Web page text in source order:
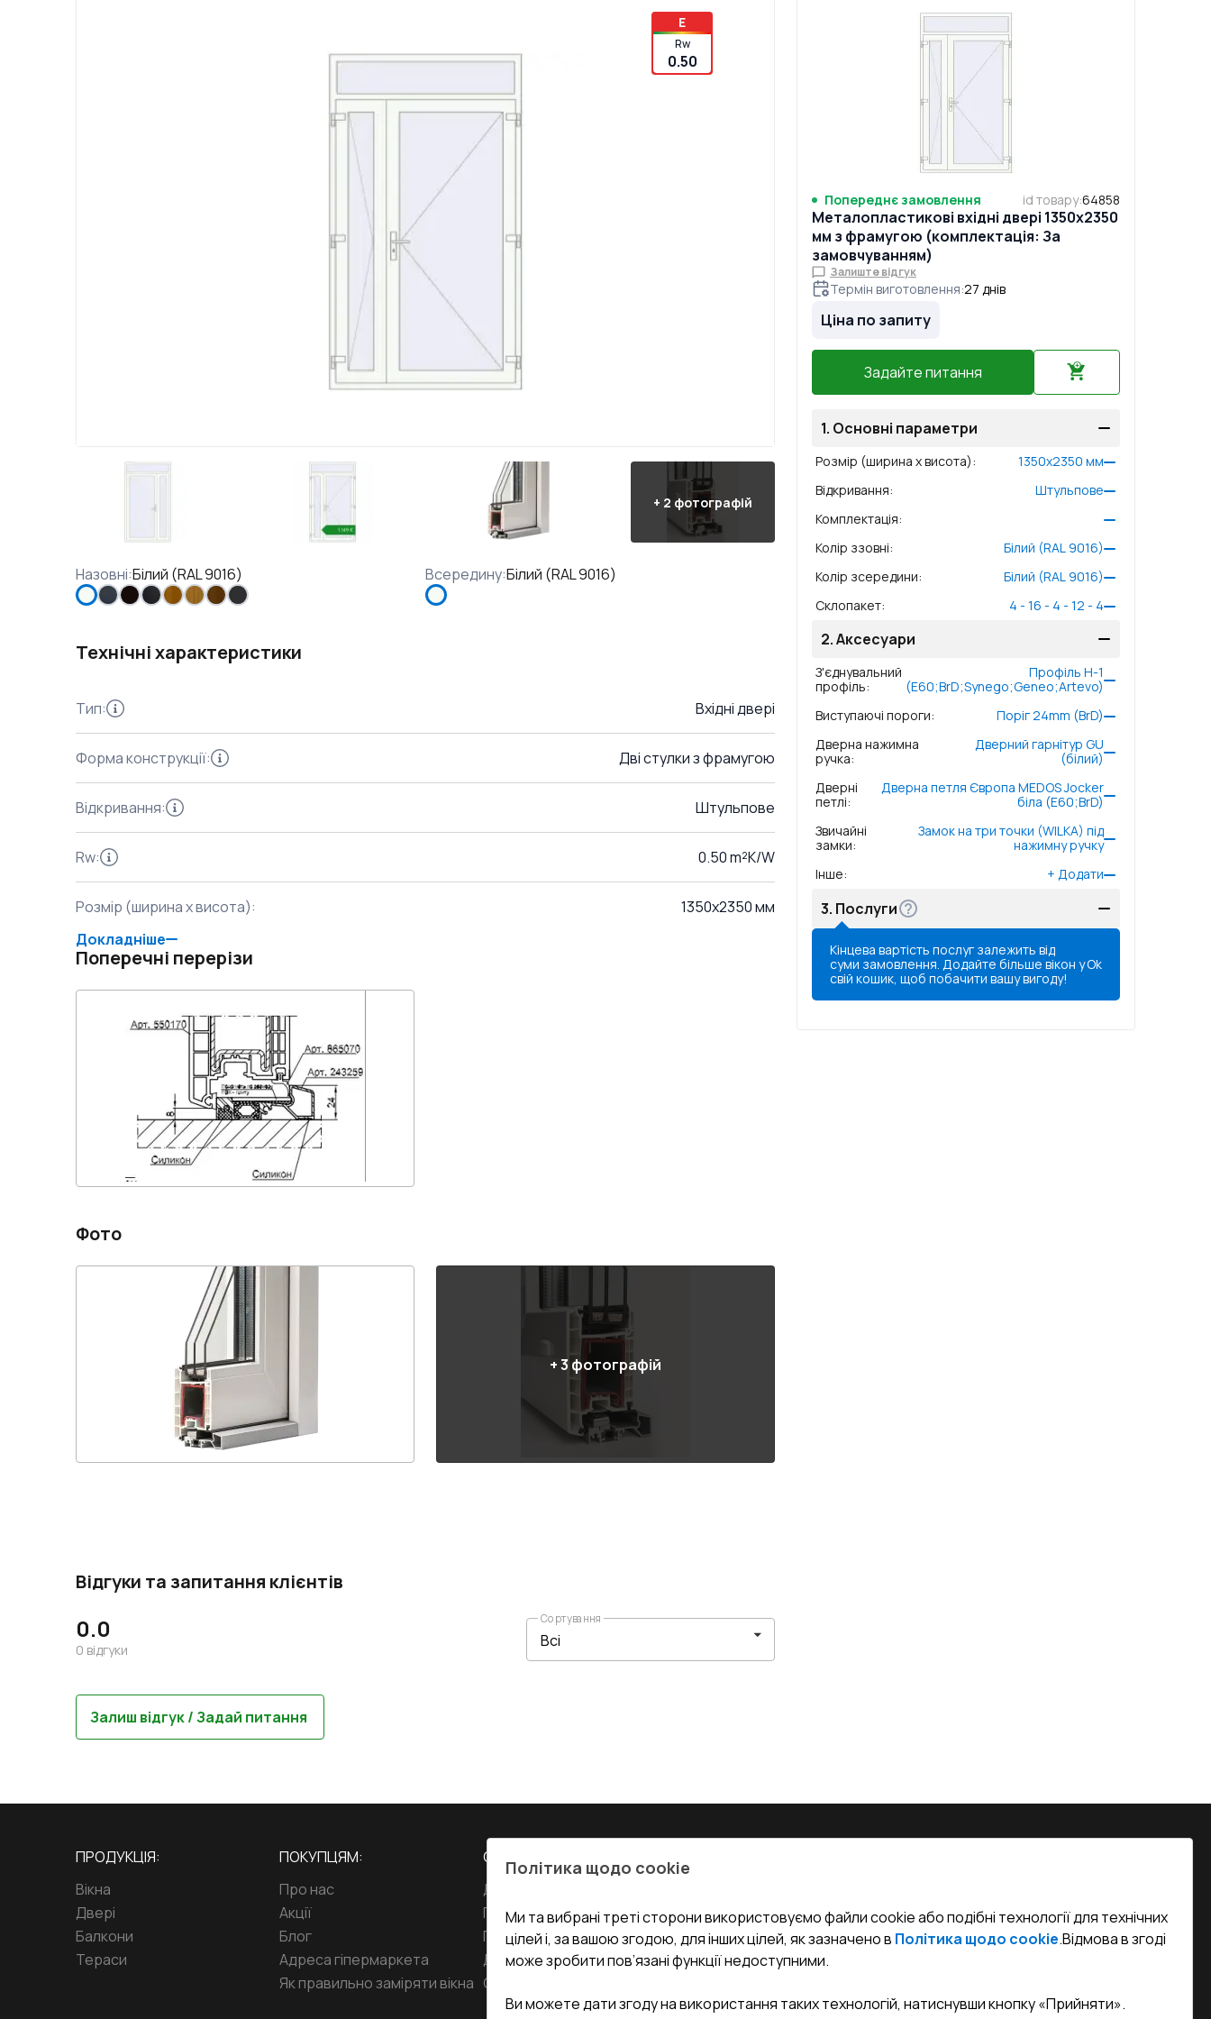
E
Rw
0.50
+ 2 фотографій
Назовні:Білий (RAL 9016) Всередину:Білий (RAL 9016)
Технічні характеристики
Тип: Вхідні двері
Форма конструкції: Дві стулки з фрамугою
Відкривання: Штульпове
Rw: 0.50 m²K/W
Розмір (ширина x висота):
1350x2350 мм
Докладніше
Поперечні перерізи
Фото
+3 фотографій
Відгуки та запитання клієнтів
0.0
0 відгуки
Сортування
Залиш відгук / Задай питання
Попереднє замовлення id товару:64858
Металопластикові вхідні двері 1350x2350
мм з фрамугою (комплектація: За
замовчуванням)
Залиште відгук
Термін виготовлення:27 днів
Ціна по запиту
Задайте питання
1. Основні параметри
Розмір (ширина x висота): 1350x2350 мм
Відкривання:
Штульпове
Комплектація:
Колір ззовні:
Білий (RAL 9016)
Колір зсередини:
Білий (RAL 9016)
Склопакет: 4 - 16 - 4 - 12 - 4
2.Аксесуари
З'єднувальний
профіль:
Профіль Н-1
(E60;BrD;Synego;Geneo;Artevo)
Виступаючі пороги:
Поріг 24mm (BrD)
Дверна нажимна
ручка:
Дверний гарнітур GU
(білий)
Дверні
петлі:
Дверна петля Європа MEDOS Jocker
біла (E60;BrD)
Звичайні
замки:
Замок на три точки (WILKA) під
нажимну ручку
Інше: + Додати
3. Послуги
Кінцева вартість послуг залежить від
суми замовлення. Додайте більше вікон у
свій кошик, щоб побачити вашу вигоду!
Ok
ПРОДУКЦІЯ:
Вікна
Двері
Балкони
Тераси
ПОКУПЦЯМ:
Про нас
Акції
Блог
Адреса гіпермаркета
Як правильно заміряти вікна
СЕРВІС ТА ОБЛУГОВУВАННЯ:
Доставка і Оплата
Гарантія та Сервіс
Повернення товару
Договір публічної оферти
Співпраця з нами
undefined(undefined)
i.mgr3@korsa.ua
Політика щодо cookie
Ми та вибрані треті сторони використовуємо файли cookie або подібні технології для технічних
цілей і, за вашою згодою, для інших цілей, як зазначено в Політика щодо cookie.Відмова в згоді
може зробити пов’язані функції недоступними.
Ви можете дати згоду на використання таких технологій, натиснувши кнопку «Прийняти».